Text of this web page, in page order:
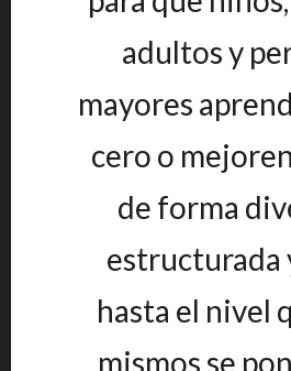
adultos y
mayores
cero o
de forma
estructurada
hasta el nivel
mismos se